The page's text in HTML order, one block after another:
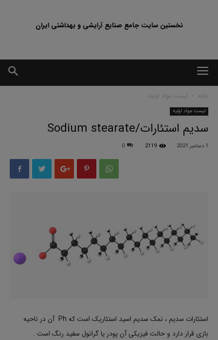
نخستین سایت جامع صنایع آرایشی و بهداشتی ایران
خانه لیست مواد اولیه
لیست مواد اولیه
سدیم استئارات/Sodium stearate
1 دسامبر 2021 2119
0
استئارات سدیم ، نمک سدیم اسید استئاریک است که Ph آن در ناحیه
بازی قرار دارد و حالت فیزیکی آن پودر یا گرانول سفید رنگ است .